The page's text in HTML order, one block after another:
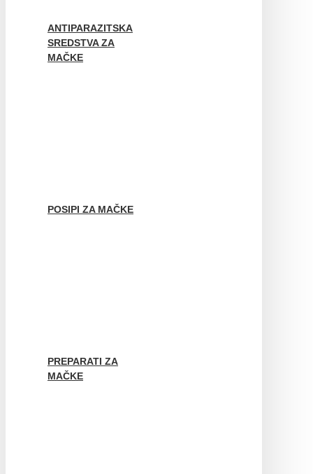
ANTIPARAZITSKA
SREDSTVA ZA
MAČKE
POSIPI ZA MAČKE
PREPARATI ZA
MAČKE